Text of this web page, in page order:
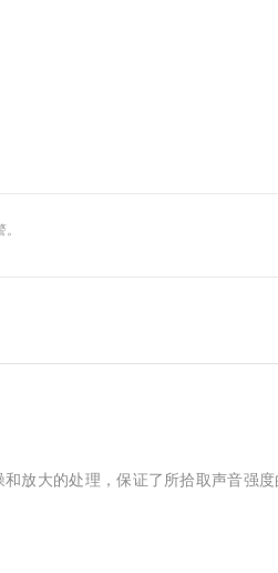
大的处理，保证了所拾取声音强度